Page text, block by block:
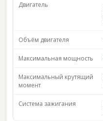
Двигатель
Объём двигателя
Максимальная мощность
Максимальный крутящий
момент
Система зажигания